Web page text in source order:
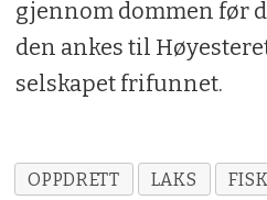
gjennom dommen før
den ankes til
selskapet frifunnet.
OPPDRETT LAKS